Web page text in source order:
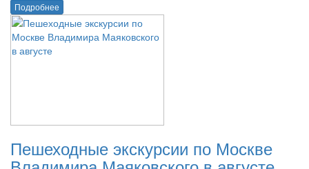
Подробнее
Пешеходные экскурсии по Москве